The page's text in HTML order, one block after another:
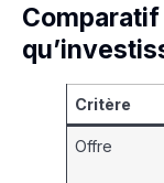
Comparatif
Critère
Offre